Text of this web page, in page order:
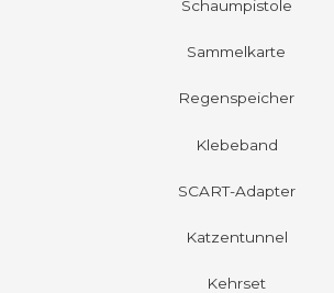
Schaumpistole
Sammelkarte
Regenspeicher
Klebeband
SCART-Adapter
Katzentunnel
Kehrset